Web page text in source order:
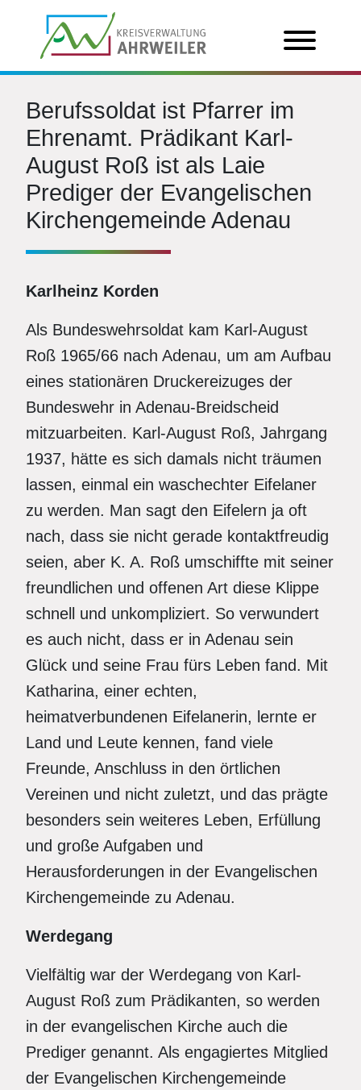
Berufssoldat ist Pfarrer im
Ehrenamt. Prädikant Karl-
August Roß ist als Laie
Prediger der Evangelischen
Kirchengemeinde Adenau
Karlheinz Korden
Als Bundeswehrsoldat kam Karl-August
Roß 1965/66 nach Adenau, um am Aufbau
eines stationären Druckereizuges der
Bundeswehr in Adenau-Breidscheid
mitzuarbeiten. Karl-August Roß, Jahrgang
1937, hätte es sich damals nicht träumen
lassen, einmal ein waschechter Eifelaner
zu werden. Man sagt den Eifelern ja oft
nach, dass sie nicht gerade kontaktfreudig
seien, aber K. A. Roß umschiffte mit seiner
freundlichen und offenen Art diese Klippe
schnell und unkompliziert. So verwundert
es auch nicht, dass er in Adenau sein
Glück und seine Frau fürs Leben fand. Mit
Katharina, einer echten,
heimatverbundenen Eifelanerin, lernte er
Land und Leute kennen, fand viele
Freunde, Anschluss in den örtlichen
Vereinen und nicht zuletzt, und das prägte
besonders sein weiteres Leben, Erfüllung
und große Aufgaben und
Herausforderungen in der Evangelischen
Kirchengemeinde zu Adenau.
Werdegang
Vielfältig war der Werdegang von Karl-
August Roß zum Prädikanten, so werden
in der evangelischen Kirche auch die
Prediger genannt. Als engagiertes Mitglied
der Evangelischen Kirchengemeinde